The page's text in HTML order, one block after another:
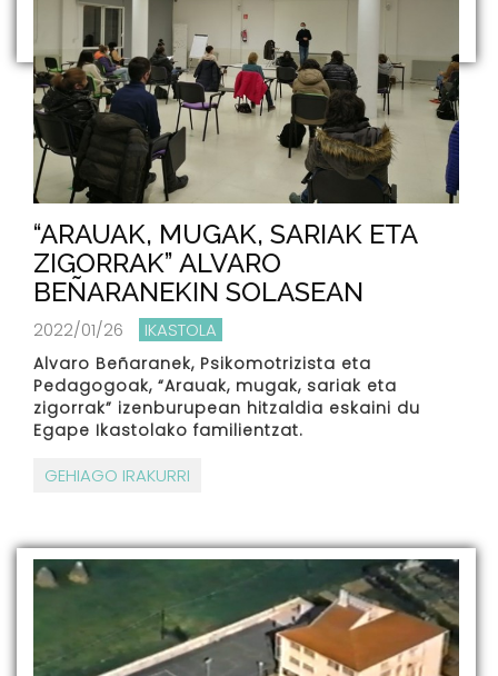
“ARAUAK, MUGAK, SARIAK ETA
ZIGORRAK” ALVARO
BEÑARANEKIN SOLASEAN
2022/01/26 IKASTOLA
Alvaro Beñaranek, Psikomotrizista eta
Pedagogoak, “Arauak, mugak, sariak eta
zigorrak” izenburupean hitzaldia eskaini du
Egape Ikastolako familientzat.
GEHIAGO IRAKURRI